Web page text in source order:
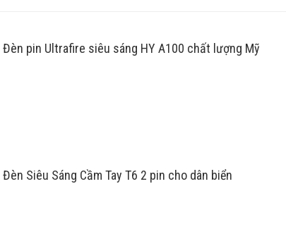
Đèn pin Ultrafire siêu sáng HY A100 chất lượng Mỹ
Đèn Siêu Sáng Cầm Tay T6 2 pin cho dân biển